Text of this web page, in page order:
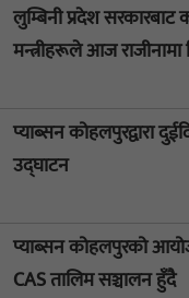
लुम्बिनी प्रदेश सरकारबाट
मन्त्रीहरूले आज राजीनामा
प्याब्सन कोहलपुरद्वारा
उद्घाटन
प्याब्सन कोहलपुरको
CAS तालिम सञ्चालन हुँदै